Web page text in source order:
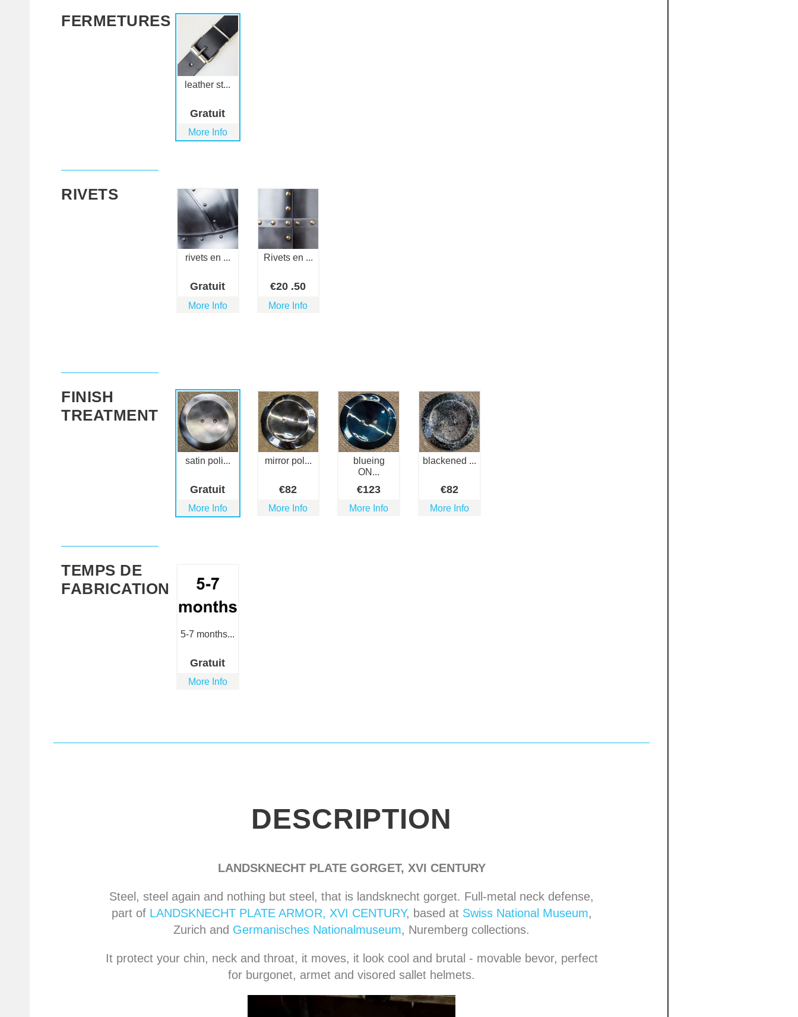
FERMETURES
leather st...
Gratuit
More Info
RIVETS
rivets en ...
Gratuit
More Info
Rivets en ...
€20 .50
More Info
FINISH
TREATMENT
satin poli...
Gratuit
More Info
mirror pol...
€82
More Info
blueing
ON...
€123
More Info
blackened ...
€82
More Info
TEMPS DE
FABRICATION
5-7 months...
Gratuit
More Info
DESCRIPTION
LANDSKNECHT PLATE GORGET, XVI CENTURY
Steel, steel again and nothing but steel, that is landsknecht gorget. Full-metal neck defense,
part of LANDSKNECHT PLATE ARMOR, XVI CENTURY, based at Swiss National Museum,
Zurich and Germanisches Nationalmuseum, Nuremberg collections.
It protect your chin, neck and throat, it moves, it look cool and brutal - movable bevor, perfect
for burgonet, armet and visored sallet helmets.